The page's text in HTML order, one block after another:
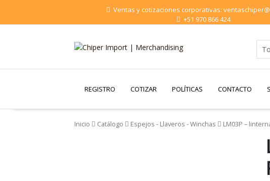
contenido
Ventas y cotizaciones corporativas:
+51 970 866 424
Merchandising
REGISTRO COTIZAR POLÍTICAS CONTACTO
Inicio Catálogo Espejos - Llaveros - Winchas LM03P –